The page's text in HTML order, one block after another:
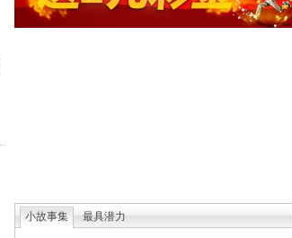
小故事集 最具潜力